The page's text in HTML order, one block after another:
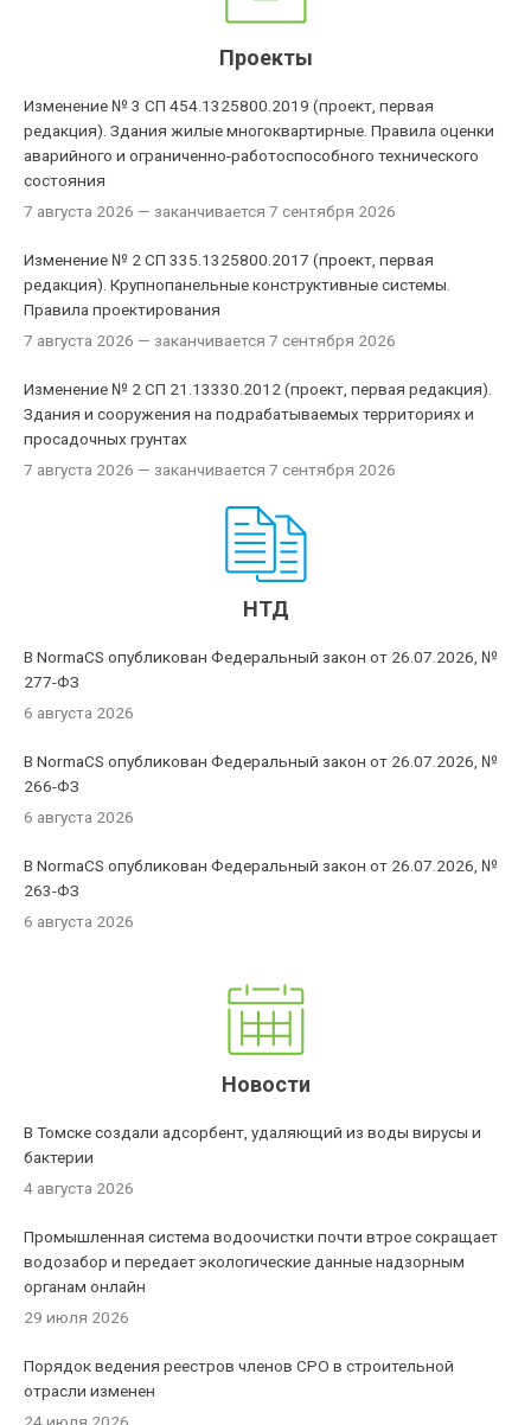
Проекты
Изменение № 3 СП 454.1325800.2019 (проект, первая
редакция). Здания жилые многоквартирные. Правила оценки
аварийного и ограниченно-работоспособного технического
состояния
7 августа 2026 — заканчивается 7 сентября 2026
Изменение № 2 СП 335.1325800.2017 (проект, первая
редакция). Крупнопанельные конструктивные системы.
Правила проектирования
7 августа 2026 — заканчивается 7 сентября 2026
Изменение № 2 СП 21.13330.2012 (проект, первая редакция).
Здания и сооружения на подрабатываемых территориях и
просадочных грунтах
7 августа 2026 — заканчивается 7 сентября 2026
НТД
В NormaCS опубликован Федеральный закон от 26.07.2026, №
277-ФЗ
6 августа 2026
В NormaCS опубликован Федеральный закон от 26.07.2026, №
266-ФЗ
6 августа 2026
В NormaCS опубликован Федеральный закон от 26.07.2026, №
263-ФЗ
6 августа 2026
Новости
В Томске создали адсорбент, удаляющий из воды вирусы и
бактерии
4 августа 2026
Промышленная система водоочистки почти втрое сокращает
водозабор и передает экологические данные надзорным
органам онлайн
29 июля 2026
Порядок ведения реестров членов СРО в строительной
отрасли изменен